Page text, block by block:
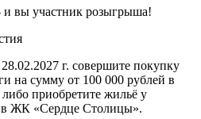
вы участник розыгрыша!
г. совершите покупку
на сумму от 100 000 рублей в
приобретите жильё у
в ЖК «Сердце Столицы».